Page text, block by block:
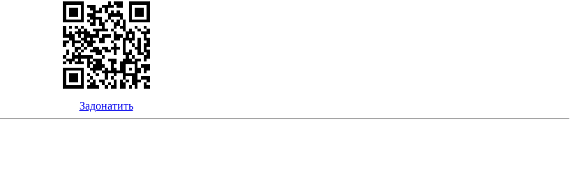
Задонатить